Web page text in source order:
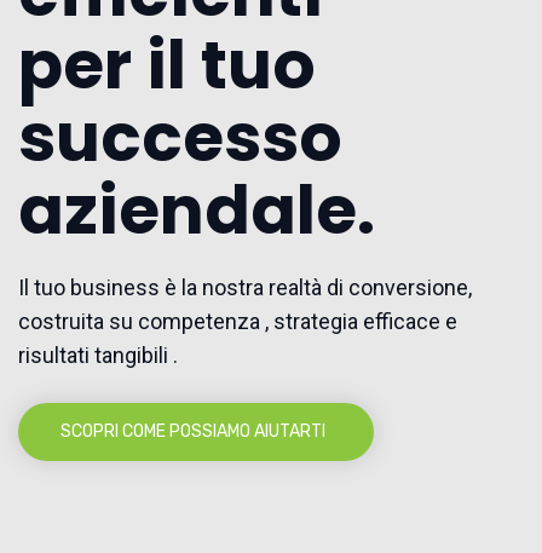
per il tuo
successo
aziendale.
Il tuo business è la nostra realtà di conversione,
costruita su competenza , strategia efficace e
risultati tangibili .
SCOPRI COME POSSIAMO AIUTARTI